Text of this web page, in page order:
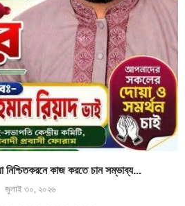
নিশ্চিতকরনে কাজ করতে চান সম্ভাব্য...
জুলাই ৩০, ২০২৬